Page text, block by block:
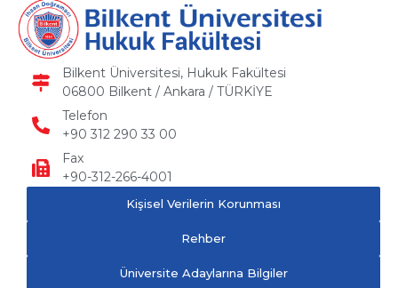
Bilkent Üniversitesi, Hukuk Fakültesi
06800 Bilkent / Ankara / TÜRKİYE
Telefon
+90 312 290 33 00
Fax
+90-312-266-4001
Kişisel Verilerin Korunması
Rehber
Üniversite Adaylarına Bilgiler